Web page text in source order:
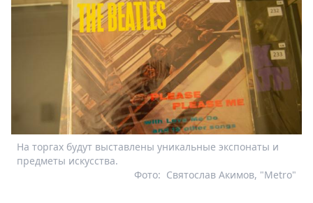
На торгах будут выставлены уникальные экспонаты и
предметы искусства.
Святослав Акимов, "Metro"
Фото: